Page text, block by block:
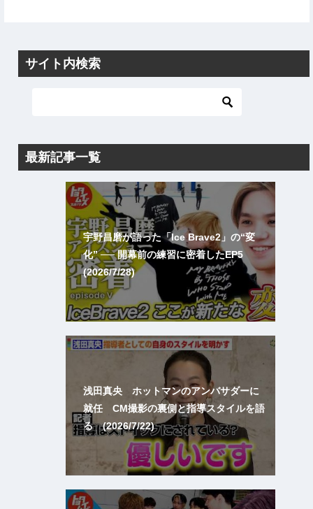
サイト内検索
最新記事一覧
宇野昌磨が語った「Ice Brave2」の“変
化” ── 開幕前の練習に密着したEP5
(2026/7/28)
浅田真央 ホットマンのアンバサダーに
就任 CM撮影の裏側と指導スタイルを語
る (2026/7/22)